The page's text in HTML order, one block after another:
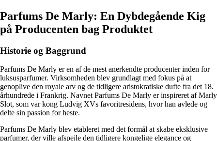
Parfums De Marly: En Dybdegående Kig
på Producenten bag Produktet
Historie og Baggrund
Parfums De Marly er en af de mest anerkendte producenter inden for
luksusparfumer. Virksomheden blev grundlagt med fokus på at
genoplive den royale arv og de tidligere aristokratiske dufte fra det 18.
århundrede i Frankrig. Navnet Parfums De Marly er inspireret af Marly
Slot, som var kong Ludvig XVs favoritresidens, hvor han avlede og
delte sin passion for heste.
Parfums De Marly blev etableret med det formål at skabe eksklusive
parfumer, der ville afspejle den tidligere kongelige elegance og